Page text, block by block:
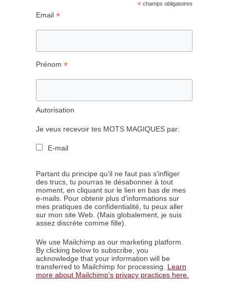
* champs obligatoires
Email *
Prénom *
Autorisation
Je veux recevoir tes MOTS MAGIQUES par:
E-mail
Partant du principe qu'il ne faut pas s'infliger
des trucs, tu pourras te désabonner à tout
moment, en cliquant sur le lien en bas de mes
e-mails. Pour obtenir plus d'informations sur
mes pratiques de confidentialité, tu peux aller
sur mon site Web. (Mais globalement, je suis
assez discrète comme fille).
We use Mailchimp as our marketing platform.
By clicking below to subscribe, you
acknowledge that your information will be
transferred to Mailchimp for processing. Learn
more about Mailchimp's privacy practices here.